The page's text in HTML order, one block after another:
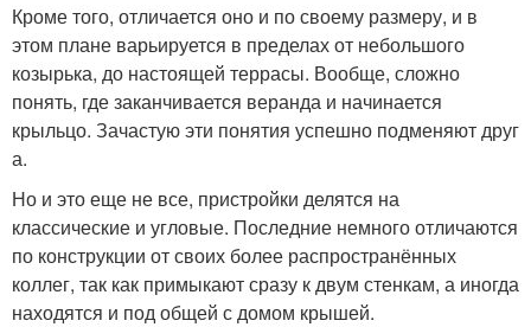
Кроме того, отличается оно и по своему размеру, и в
этом плане варьируется в пределах от небольшого
козырька, до настоящей террасы. Вообще, сложно
понять, где заканчивается веранда и начинается
крыльцо. Зачастую эти понятия успешно подменяют друг
а.
Но и это еще не все, пристройки делятся на
классические и угловые. Последние немного отличаются
по конструкции от своих более распространённых
коллег, так как примыкают сразу к двум стенкам, а иногда
находятся и под общей с домом крышей.